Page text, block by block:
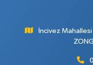
İncivez